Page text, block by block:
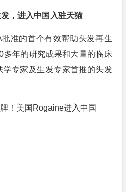
进入中国入驻天猫
的首个有效帮助头发再生
多年的研究成果和大量的临床
专家及生发专家首推的头发